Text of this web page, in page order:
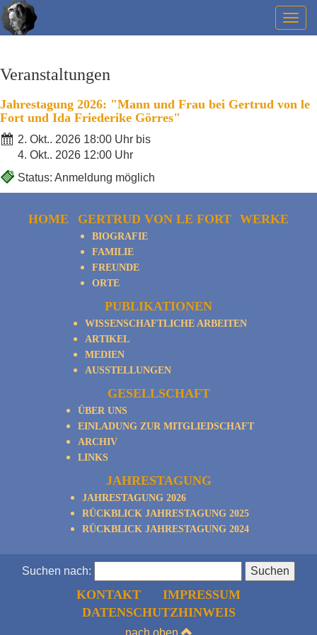
Veranstaltungen
Jahrestagung 2026: "Mann und Frau bei Gertrud von le
Fort und Ida Friederike Görres"
2. Okt.. 2026 18:00 Uhr bis
4. Okt.. 2026 12:00 Uhr
Status: Anmeldung möglich
HOME GERTRUD VON LE FORT
BIOGRAFIE
FAMILIE
FREUNDE
ORTE
WERKE
PUBLIKATIONEN
WISSENSCHAFTLICHE ARBEITEN
ARTIKEL
MEDIEN
AUSSTELLUNGEN
GESELLSCHAFT
ÜBER UNS
EINLADUNG ZUR MITGLIEDSCHAFT
ARCHIV
LINKS
JAHRESTAGUNG
JAHRESTAGUNG 2026
RÜCKBLICK JAHRESTAGUNG 2025
RÜCKBLICK JAHRESTAGUNG 2024
Suchen nach:
KONTAKT
IMPRESSUM
DATENSCHUTZHINWEIS
nach oben